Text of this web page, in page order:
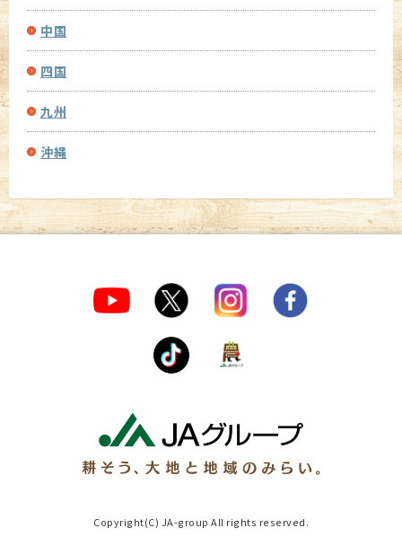
中国
四国
九州
沖縄
Copyright(C) JA-group All rights reserved.